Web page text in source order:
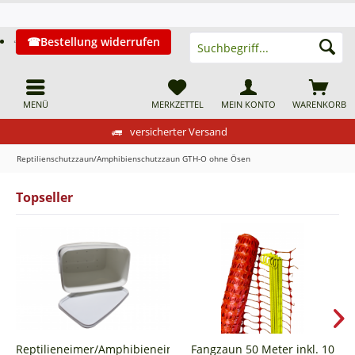
versicherter Versand
MENÜ
Bestellung widerrufen
WARENKORB
MERKZETTEL MEIN KONTO
Reptilienschutzzaun/Amphibienschutzzaun GTH-O ohne Ösen
Topseller
Reptilieneimer/Amphibieneimer Fangzaun 50 Meter inkl. 10